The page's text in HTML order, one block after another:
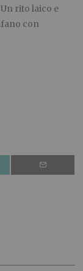
rito laico e
con